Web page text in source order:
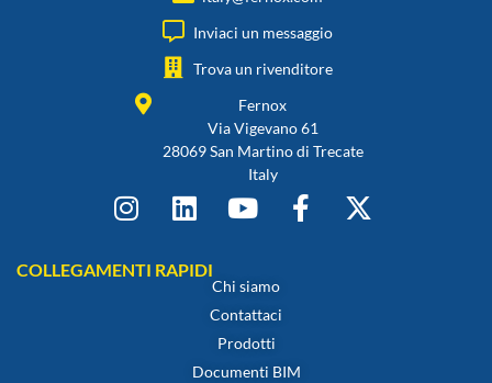
Inviaci un messaggio
Trova un rivenditore
Fernox
Via Vigevano 61
28069 San Martino di Trecate
Italy
COLLEGAMENTI RAPIDI
Chi siamo
Contattaci
Prodotti
Documenti BIM